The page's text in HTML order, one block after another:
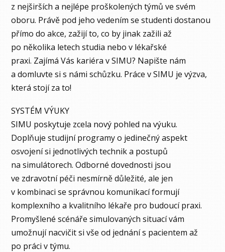
z nejširších a nejlépe proškolených týmů ve svém
oboru. Právě pod jeho vedením se studenti dostanou
přímo do akce, zažijí to, co by jinak zažili až
po několika letech studia nebo v lékařské
praxi. Zajímá Vás kariéra v SIMU? Napište nám
a domluvte si s námi schůzku. Práce v SIMU je výzva,
která stojí za to!
SYSTÉM VÝUKY
SIMU poskytuje zcela nový pohled na výuku.
Doplňuje studijní programy o jedinečný aspekt
osvojení si jednotlivých technik a postupů
na simulátorech. Odborné dovednosti jsou
ve zdravotní péči nesmírně důležité, ale jen
v kombinaci se správnou komunikací formují
komplexního a kvalitního lékaře pro budoucí praxi.
Promyšlené scénáře simulovaných situací vám
umožnují nacvičit si vše od jednání s pacientem až
po práci v týmu.